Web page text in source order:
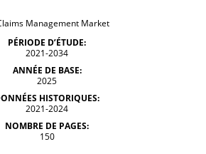
PÉRIODE D’ÉTUDE:
2021-2034
ANNÉE DE BASE:
2025
HISTORIQUES:
2021-2024
NOMBRE DE PAGES:
150